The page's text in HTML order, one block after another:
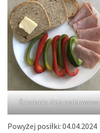
Śniadanie: dieta podstawowa
Powyżej posiłki: 04.04.2024